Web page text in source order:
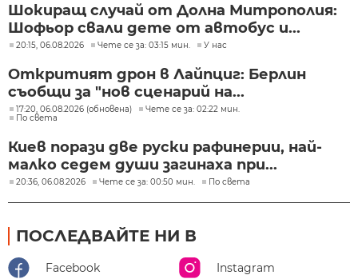
Шокиращ случай от Долна Митрополия:
Шофьор свали дете от автобус и...
20:15, 06.08.2026 Чете се за: 03:15 мин. У нас
Откритият дрон в Лайпциг: Берлин
съобщи за "нов сценарий на...
17:20, 06.08.2026 (обновена)
Чете се за: 02:22 мин.
По света
Киев порази две руски рафинерии, най-
малко седем души загинаха при...
20:36, 06.08.2026 Чете се за: 00:50 мин. По света
ПОСЛЕДВАЙТЕ НИ В
Facebook Instagram